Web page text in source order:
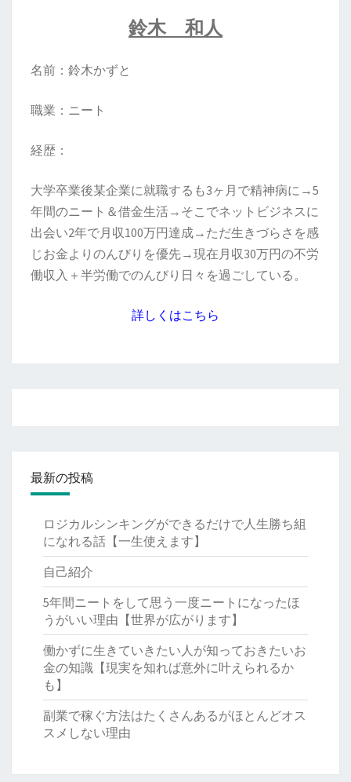
鈴木 和人
名前：鈴木かずと
職業：ニート
経歴：
大学卒業後某企業に就職するも3ヶ月で精神病に→5
年間のニート＆借金生活→そこでネットビジネスに
出会い2年で月収100万円達成→ただ生きづらさを感
じお金よりのんびりを優先→現在月収30万円の不労
働収入＋半労働でのんびり日々を過ごしている。
詳しくはこちら
最新の投稿
ロジカルシンキングができるだけで人生勝ち組
になれる話【一生使えます】
自己紹介
5年間ニートをして思う一度ニートになったほ
うがいい理由【世界が広がります】
働かずに生きていきたい人が知っておきたいお
金の知識【現実を知れば意外に叶えられるか
も】
副業で稼ぐ方法はたくさんあるがほとんどオス
スメしない理由